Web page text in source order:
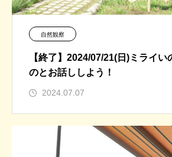
自然観察
【終了】2024/07/21(日)ミライい
のとお話ししよう！
2024.07.07